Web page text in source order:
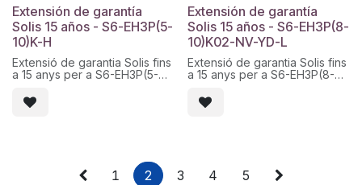
Extensión de garantía
Solis 15 años - S6-EH3P(5-
10)K-H
Extensió de garantia Solis fins
a 15 anys per a S6-EH3P(5-
´ampliació de cobertura
oficial i activació digital. Codi
Extensión de garantía
Solis 15 años - S6-EH3P(8-
10)K02-NV-YD-L
Extensió de garantia Solis fins
a 15 anys per a S6-EH3P(8-
tècnic d´ampliació de
cobertura oficial i activació
1 2 3 4 5